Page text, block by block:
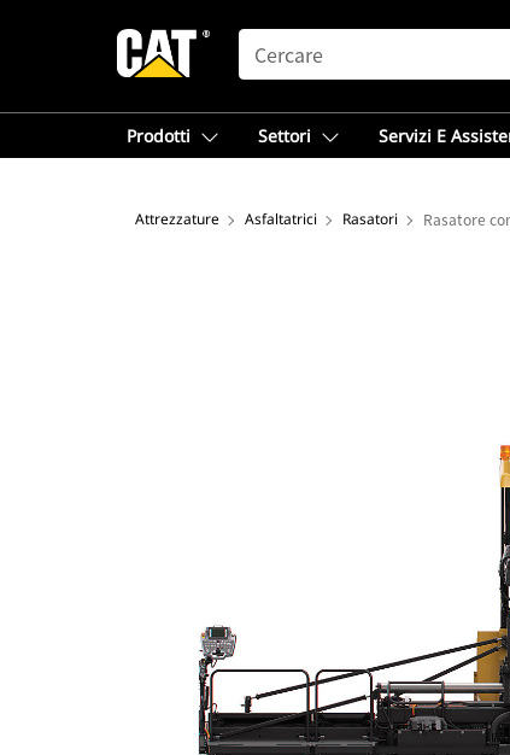
SEARCH
Prodotti Settori Servizi E
Attrezzature Asfaltatrici Rasatori Rasatore